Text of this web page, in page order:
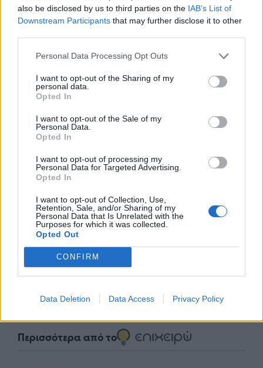
also be disclosed by us to third parties on the IAB’s List of
Downstream Participants that may further disclose it to other
Personal Data Processing Opt Outs
I want to opt-out of the Sharing of my
personal data.
Opted In
I want to opt-out of the Sale of my
Personal Data.
Opted In
I want to opt-out of processing my
Personal Data for Targeted Advertising.
Opted In
I want to opt-out of Collection, Use,
Retention, Sale, and/or Sharing of my
Personal Data that Is Unrelated with the
Purposes for which it was collected.
Opted Out
CONFIRM
Data Deletion Data Access Privacy Policy
TP Greece: Πώς διαμορφώνεται το
μέλλον του Insurance στην εποχή του AI
Advertorial
Περισσότερα από το